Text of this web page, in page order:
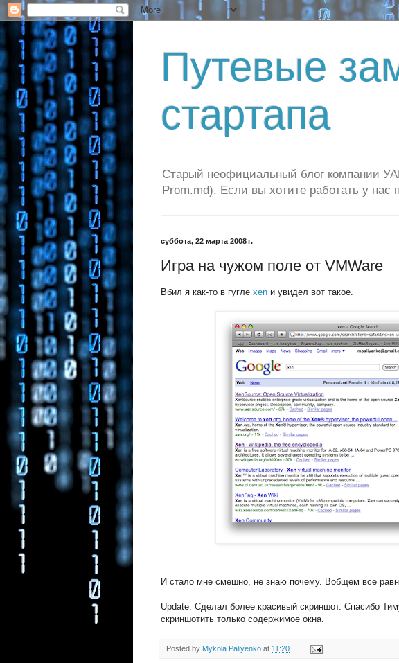
Путевые
стартапа
Старый неофициальный блог компании
Prom.md). Если вы хотите работать у нас
суббота, 22 марта 2008 г.
Игра на чужом поле от VMWare
Вбил я как-то в гугле xen и увидел вот такое.
И стало мне смешно, не знаю почему. Вобщем все
Update: Сделал более красивый скриншот. Спасибо
скриншотить только содержимое окна.
Posted by Mykola Paliyenko at 11:20